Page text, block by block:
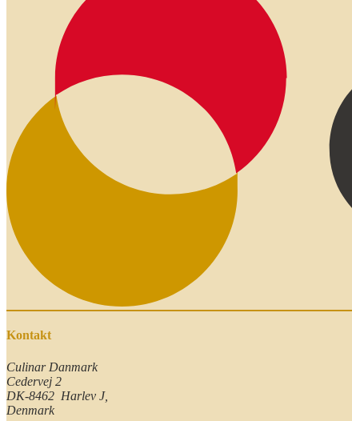
Kontakt
Culinar Danmark
Cedervej 2
DK-8462 Harlev J,
Denmark